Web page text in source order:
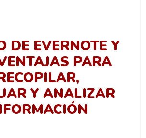
DE EVERNOTE Y
PARA
Y ANALIZAR